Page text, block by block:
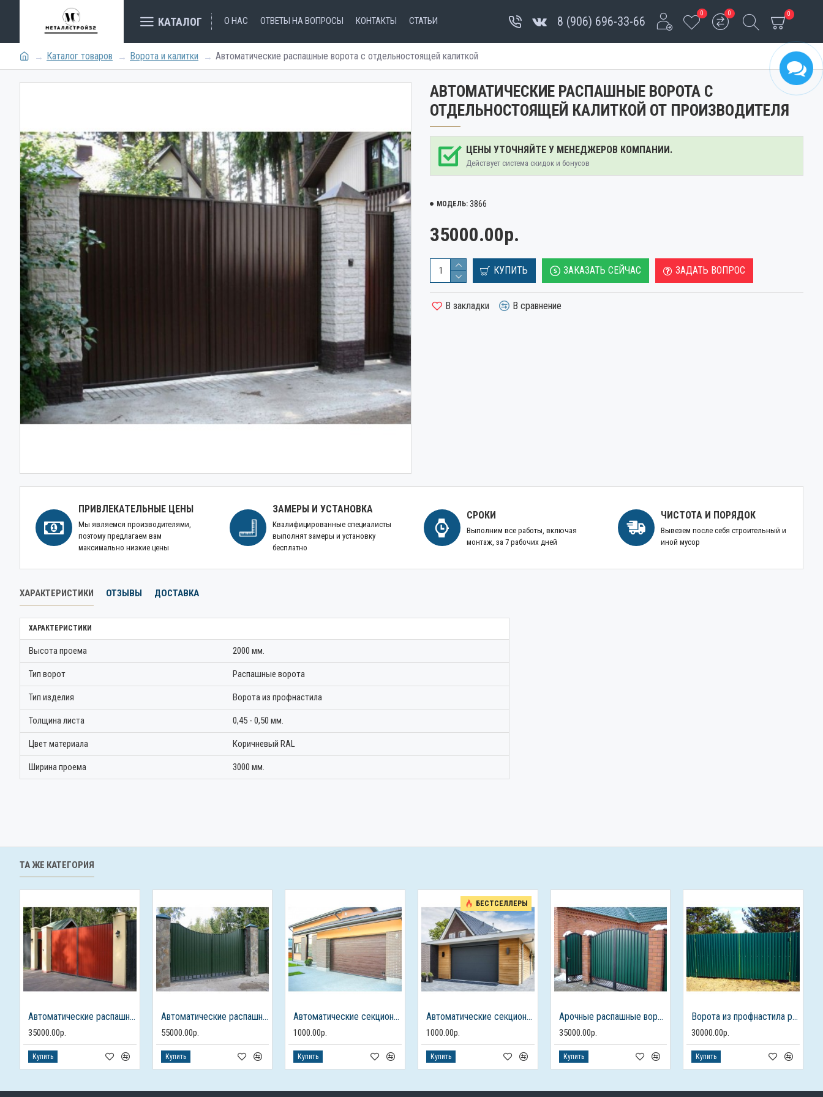
КАТАЛОГ О НАС ОТВЕТЫ НА ВОПРОСЫ КОНТАКТЫ СТАТЬИ 8 (906) 696-33-66
0 0 0
Каталог товаров Ворота и калитки Автоматические распашные ворота с отдельностоящей калиткой
АВТОМАТИЧЕСКИЕ РАСПАШНЫЕ ВОРОТА С
ОТДЕЛЬНОСТОЯЩЕЙ КАЛИТКОЙ ОТ ПРОИЗВОДИТЕЛЯ
ЦЕНЫ УТОЧНЯЙТЕ У МЕНЕДЖЕРОВ КОМПАНИИ.
Действует система скидок и бонусов
МОДЕЛЬ: 3866
35000.00р.
КУПИТЬ ЗАКАЗАТЬ СЕЙЧАС ЗАДАТЬ ВОПРОС
В закладки В сравнение
ПРИВЛЕКАТЕЛЬНЫЕ ЦЕНЫ
Мы являемся производителями,
поэтому предлагаем вам
максимально низкие цены
ЗАМЕРЫ И УСТАНОВКА
Квалифицированные специалисты
выполнят замеры и установку
бесплатно
СРОКИ
Выполним все работы, включая
монтаж, за 7 рабочих дней
ЧИСТОТА И ПОРЯДОК
Вывезем после себя строительный и
иной мусор
ХАРАКТЕРИСТИКИ ОТЗЫВЫ ДОСТАВКА
ХАРАКТЕРИСТИКИ
Высота проема 2000 мм.
Тип ворот Распашные ворота
Тип изделия Ворота из профнастила
Толщина листа 0,45 - 0,50 мм.
Цвет материала Коричневый RAL
Ширина проема 3000 мм.
ТА ЖЕ КАТЕГОРИЯ
Автоматические распашные ворота из профлиста с калиткой
35000.00р.
Купить
Автоматические распашные ворота с калиткой
55000.00р.
Купить
Автоматические секционные ворота для гаража
1000.00р.
Купить
БЕСТСЕЛЛЕРЫ
Автоматические секционные ворота с электроприводом
1000.00р.
Купить
Арочные распашные ворота из профлиста с калиткой
35000.00р.
Купить
Ворота из профнастила распашные
30000.00р.
Купить